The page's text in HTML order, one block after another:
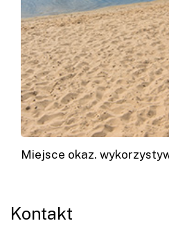
Miejsce okaz.
Kontakt